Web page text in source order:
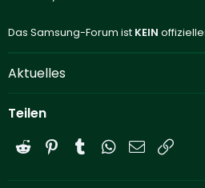
Das Samsung-Forum ist KEIN
Aktuelles
Teilen
Reddit PinterestTumblrWhatsApp
E-Mail